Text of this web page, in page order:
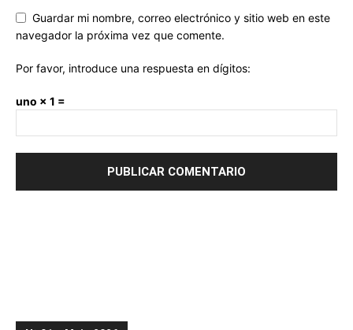
Guardar mi nombre, correo electrónico y sitio web en este
navegador la próxima vez que comente.
Por favor, introduce una respuesta en dígitos:
uno × 1 =